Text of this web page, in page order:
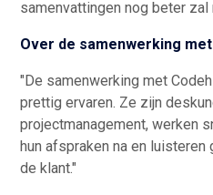
samenvattingen nog beter zal
Over de samenwerking
"De samenwerking met
prettig ervaren. Ze zijn
projectmanagement, werken
hun afspraken na en luisteren
de klant."